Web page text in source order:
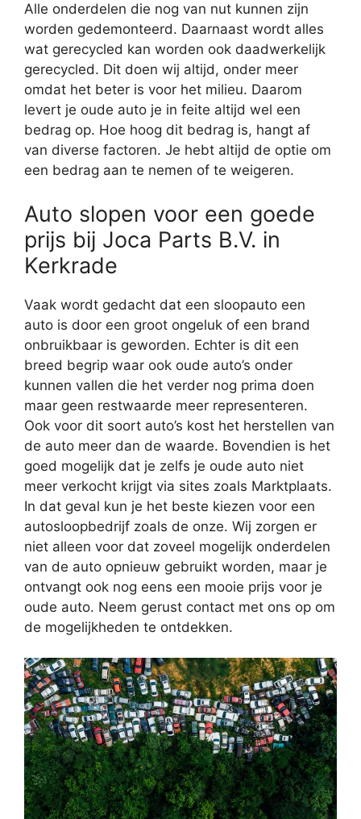
Alle onderdelen die nog van nut kunnen zijn
worden gedemonteerd. Daarnaast wordt alles
wat gerecycled kan worden ook daadwerkelijk
gerecycled. Dit doen wij altijd, onder meer
omdat het beter is voor het milieu. Daarom
levert je oude auto je in feite altijd wel een
bedrag op. Hoe hoog dit bedrag is, hangt af
van diverse factoren. Je hebt altijd de optie om
een bedrag aan te nemen of te weigeren.
Auto slopen voor een goede
prijs bij Joca Parts B.V. in
Kerkrade
Vaak wordt gedacht dat een sloopauto een
auto is door een groot ongeluk of een brand
onbruikbaar is geworden. Echter is dit een
breed begrip waar ook oude auto’s onder
kunnen vallen die het verder nog prima doen
maar geen restwaarde meer representeren.
Ook voor dit soort auto’s kost het herstellen van
de auto meer dan de waarde. Bovendien is het
goed mogelijk dat je zelfs je oude auto niet
meer verkocht krijgt via sites zoals Marktplaats.
In dat geval kun je het beste kiezen voor een
autosloopbedrijf zoals de onze. Wij zorgen er
niet alleen voor dat zoveel mogelijk onderdelen
van de auto opnieuw gebruikt worden, maar je
ontvangt ook nog eens een mooie prijs voor je
oude auto. Neem gerust contact met ons op om
de mogelijkheden te ontdekken.